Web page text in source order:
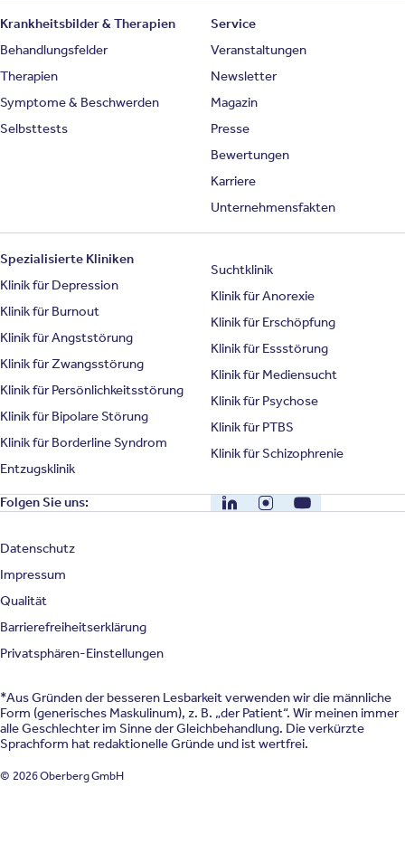
Krankheitsbilder & Therapien
Behandlungsfelder
Therapien
Symptome & Beschwerden
Selbsttests
Service
Veranstaltungen
Newsletter
Magazin
Presse
Bewertungen
Karriere
Unternehmensfakten
Spezialisierte Kliniken
Klinik für Depression
Klinik für Burnout
Klinik für Angststörung
Klinik für Zwangsstörung
Klinik für Persönlichkeitsstörung
Klinik für Bipolare Störung
Klinik für Borderline Syndrom
Entzugsklinik
Suchtklinik
Klinik für Anorexie
Klinik für Erschöpfung
Klinik für Essstörung
Klinik für Mediensucht
Klinik für Psychose
Klinik für PTBS
Klinik für Schizophrenie
Folgen Sie uns: LinkedInInstagramYouTube
Datenschutz
Impressum
Qualität
Barrierefreiheitserklärung
Privatsphären-Einstellungen
*Aus Gründen der besseren Lesbarkeit verwenden wir die männliche
Form (generisches Maskulinum), z. B. „der Patient“. Wir meinen immer
alle Geschlechter im Sinne der Gleichbehandlung. Die verkürzte
Sprachform hat redaktionelle Gründe und ist wertfrei.
© 2026 Oberberg GmbH